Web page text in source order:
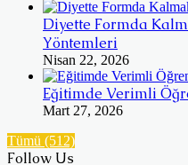
Diyette Formda
Yöntemleri
Nisan 22, 2026
Eğitimde Verimli
Mart 27, 2026
Tümü (512)
Follow Us